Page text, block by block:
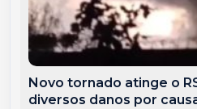
Novo tornado atinge o
diversos danos por